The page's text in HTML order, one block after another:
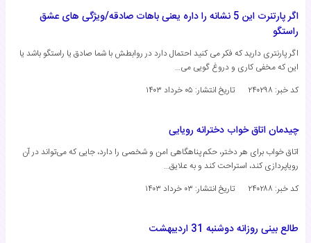
اگر پارتنرت این 5 نشانه را داره یعنی باهات صادقه/ویژگی‌ های عشق
راستگو
اگر پارنتری دارید که فکر می کنید احتمال دارد در روابطش با شما صادق یا راستگو باشد یا
این که مخفی کاری و دروغ گویی می…
کد خبر: ۲۴۰۲۹۸
تاریخ انتشار: ۰۵ خرداد ۱۴۰۳
چیدمان اتاق خواب دخترانه رویایی
اتاق خواب برای هر دختر، حکم پناهگاهی امن و شخصی را دارد، جایی که می‌تواند در آن
رویاپردازی کند، استراحت کند و به علایق…
کد خبر: ۲۴۰۲۸۸
تاریخ انتشار: ۰۳ خرداد ۱۴۰۳
طالع بینی روزانه دوشنبه 31 اردیبهشت